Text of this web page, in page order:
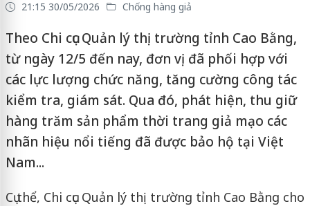
21:15 30/05/2026 Chống hàng giả
Theo Chi cục Quản lý thị trường tỉnh Cao Bằng,
từ ngày 12/5 đến nay, đơn vị đã phối hợp với
các lực lượng chức năng, tăng cường công tác
kiểm tra, giám sát. Qua đó, phát hiện, thu giữ
hàng trăm sản phẩm thời trang giả mạo các
nhãn hiệu nổi tiếng đã được bảo hộ tại Việt
Nam...
Cụ thể, Chi cục Quản lý thị trường tỉnh Cao Bằng cho